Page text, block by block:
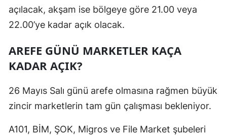
açılacak, akşam ise bölgeye göre 21.00 veya
22.00’ye kadar açık olacak.
AREFE GÜNÜ MARKETLER KAÇA
KADAR AÇIK?
26 Mayıs Salı günü arefe olmasına rağmen büyük
zincir marketlerin tam gün çalışması bekleniyor.
A101, BİM, ŞOK, Migros ve File Market şubeleri